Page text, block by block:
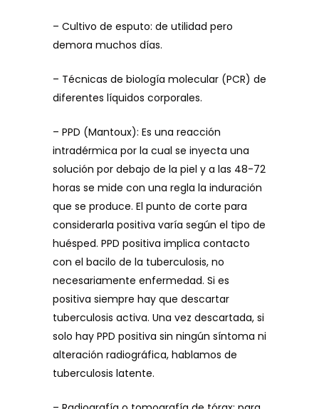
– Cultivo de esputo: de utilidad pero
demora muchos días.
– Técnicas de biología molecular (PCR) de
diferentes líquidos corporales.
– PPD (Mantoux): Es una reacción
intradérmica por la cual se inyecta una
solución por debajo de la piel y a las 48-72
horas se mide con una regla la induración
que se produce. El punto de corte para
considerarla positiva varía según el tipo de
huésped. PPD positiva implica contacto
con el bacilo de la tuberculosis, no
necesariamente enfermedad. Si es
positiva siempre hay que descartar
tuberculosis activa. Una vez descartada, si
solo hay PPD positiva sin ningún síntoma ni
alteración radiográfica, hablamos de
tuberculosis latente.